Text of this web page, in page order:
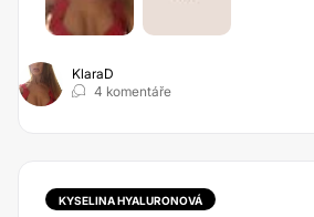
KlaraD
4 komentáře
KYSELINA HYALURONOVÁ